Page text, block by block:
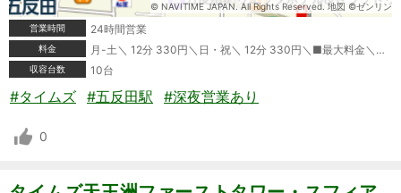
© NAVITIME JAPAN. All Rights Reserved. 地図 ©ゼンリン
営業時間
24時間営業
料金 月-土＼ 12分 330円＼日・祝＼ 12分 330円＼■最大料金＼月-土＼08:00-20:00 最大料金3600円＼20:00-08:00 最大料金600円＼日・祝＼08:00-20:00 最大料金2000円＼20:00-08:00 最大料金600円＼領収書発行:可＼ポイントカード利用可＼クレジットカード利用可＼タイムズビジネスカード利用可＼＼※情報が変更されている場合もありますので、ご利用の際は必ず現地の表記をご確認ください。
収容台数 10台
#タイムズ #五反田駅 #深夜営業あり
0